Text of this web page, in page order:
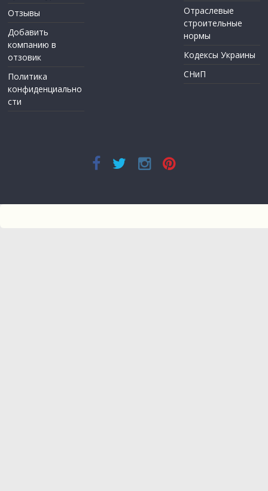
Отзывы
Добавить
компанию в
отзовик
Политика
конфиденциально
сти
Отраслевые
строительные
нормы
Кодексы Украины
СНиП